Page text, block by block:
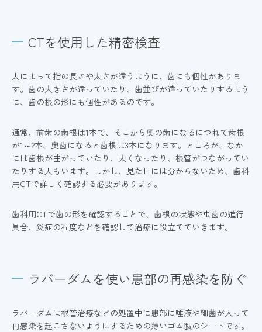
CTを使用した精密検査
人によって指の長さや太さが違うように、歯にも個性がありま
す。歯の大きさが違っていたり、歯並びが違っていたりするよう
に、歯の根の形にも個性があるのです。
通常、前歯の歯根は1本で、そこから奥の歯になるにつれて歯根
が1～2本、奥歯になると歯根は3本になります。ところが、なか
には歯根が曲がっていたり、太くなったり、根管がつながってい
たりする人もいます。しかし、見た目には分からないため、歯科
用CTで詳しく確認する必要があります。
歯科用CTで歯の形を確認することで、歯根の状態や虫歯の進行
具合、炎症の程度などを確認して治療に役立てていきます。
ラバーダムを使い患部の再感染を防ぐ
ラバーダムは根管治療などの処置中に患部に唾液や細菌が入って
再感染を起こさないようにするための薄いゴム製のシートです。